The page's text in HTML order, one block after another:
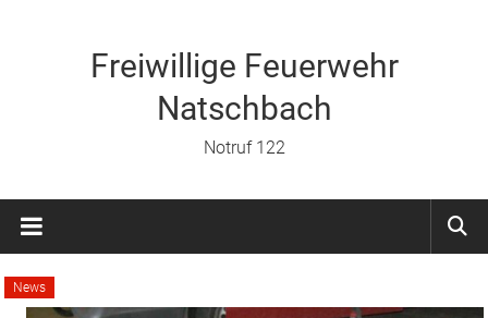
Freiwillige Feuerwehr
Natschbach
Notruf 122
News